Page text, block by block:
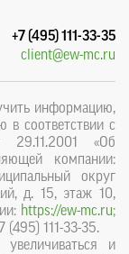
+7 (495) 111-33-35
client@ew-mc.ru
информацию,
соответствии с
«Об
компании:
округ
д. 15, этаж 10,
https://ew-mc.ru;
111-33-35.
и